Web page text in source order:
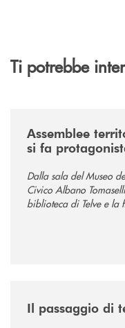
Ti potrebbe
Assemblee
si fa
Dalla sala del Museo
Civico Albano
biblioteca di Telve e
Il passaggio di